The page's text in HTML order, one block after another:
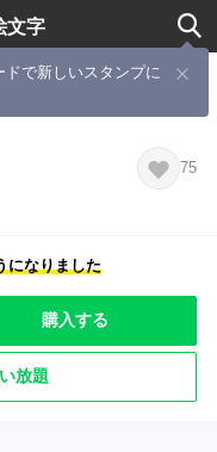
文字
ドで新しいスタンプに
サギとネコ
75
になりました
購入する
放題